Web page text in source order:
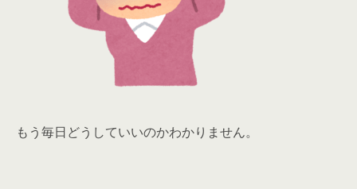
もう毎日どうしていいのかわかりません。